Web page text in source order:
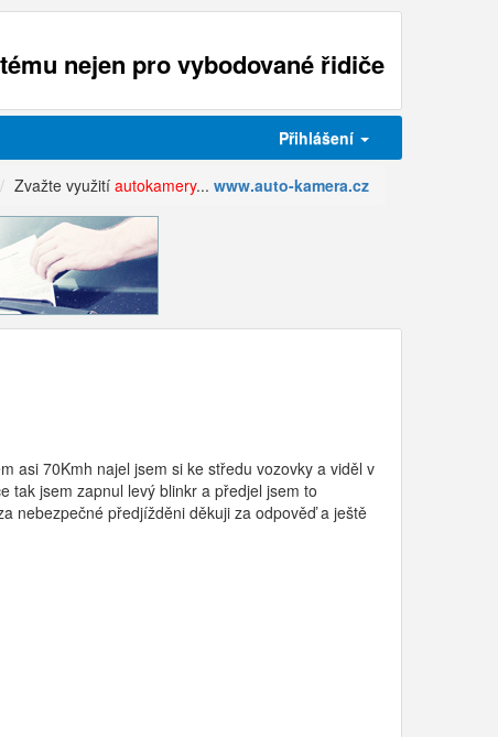
nejen pro vybodované řidiče
Přihlášení
Zvažte využití autokamery... www.auto-kamera.cz
asi 70Kmh najel jsem si ke středu vozovky a viděl v
tak jsem zapnul levý blinkr a předjel jsem to
nebezpečné předjížděni děkuji za odpověď a ještě